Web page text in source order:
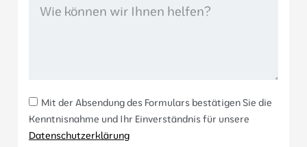
Mit der Absendung des Formulars bestätigen Sie die
Kenntnisnahme und Ihr Einverständnis für unsere
Datenschutzerklärung